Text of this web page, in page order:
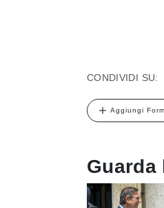
CONDIVIDI SU:
Aggiungi